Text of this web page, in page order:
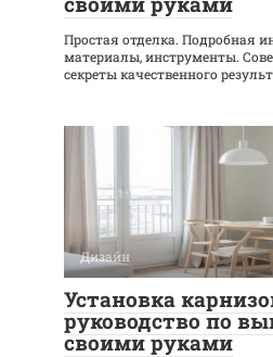
Простая отделка. Подробная
материалы, инструменты.
секреты качественного
Дизайн
Установка
руководство по
своими руками